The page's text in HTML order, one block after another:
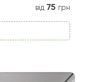
від 75 грн